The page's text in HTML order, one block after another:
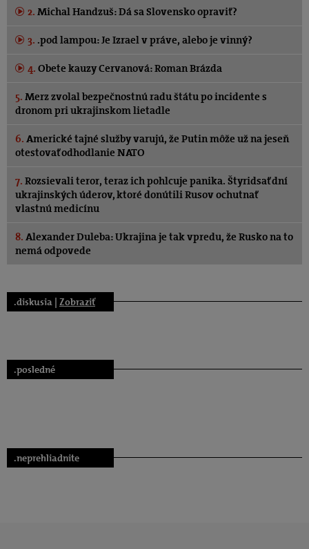
2. Michal Handzuš: Dá sa Slovensko opraviť?
3. .pod lampou: Je Izrael v práve, alebo je vinný?
4. Obete kauzy Cervanová: Roman Brázda
5. Merz zvolal bezpečnostnú radu štátu po incidente s
dronom pri ukrajinskom lietadle
6. Americké tajné služby varujú, že Putin môže už na jeseň
otestovať odhodlanie NATO
7. Rozsievali teror, teraz ich pohlcuje panika. Štyridsať dní
ukrajinských úderov, ktoré donútili Rusov ochutnať
vlastnú medicínu
8. Alexander Duleba: Ukrajina je tak vpredu, že Rusko na to
nemá odpovede
.diskusia | Zobraziť
.posledné
.neprehliadnite